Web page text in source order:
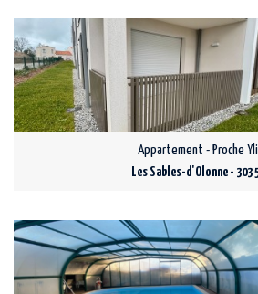
Appartement - Proche
Les Sables-d'Olonne - 303